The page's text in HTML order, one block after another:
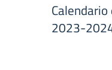
2023-